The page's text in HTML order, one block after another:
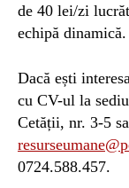
de 40 lei/zi
echipă dinamică.
Dacă ești
cu CV-ul la
Cetății, nr. 3-5
0724.588.457.